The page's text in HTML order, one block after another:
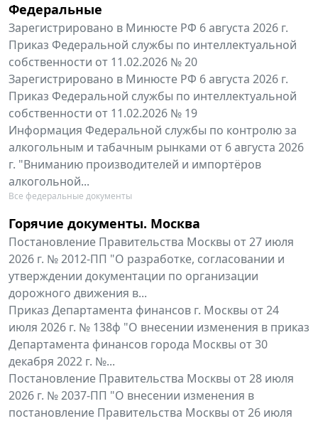
Федеральные
Зарегистрировано в Минюсте РФ 6 августа 2026 г.
Приказ Федеральной службы по интеллектуальной
собственности от 11.02.2026 № 20
Зарегистрировано в Минюсте РФ 6 августа 2026 г.
Приказ Федеральной службы по интеллектуальной
собственности от 11.02.2026 № 19
Информация Федеральной службы по контролю за
алкогольным и табачным рынками от 6 августа 2026
г. "Вниманию производителей и импортёров
алкогольной...
Все федеральные документы
Горячие документы. Москва
Постановление Правительства Москвы от 27 июля
2026 г. № 2012-ПП "О разработке, согласовании и
утверждении документации по организации
дорожного движения в...
Приказ Департамента финансов г. Москвы от 24
июля 2026 г. № 138ф "О внесении изменения в приказ
Департамента финансов города Москвы от 30
декабря 2022 г. №...
Постановление Правительства Москвы от 28 июля
2026 г. № 2037-ПП "О внесении изменения в
постановление Правительства Москвы от 26 июля